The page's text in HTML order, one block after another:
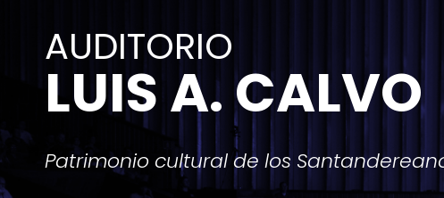
AUDITORIO
LUIS A. CALVO
Patrimonio cultural de los